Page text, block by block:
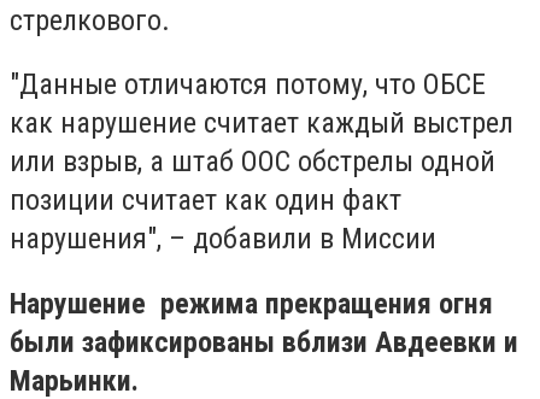
стрелкового.
"Данные отличаются потому, что ОБСЕ
как нарушение считает каждый выстрел
или взрыв, а штаб ООС обстрелы одной
позиции считает как один факт
нарушения", – добавили в Миссии
Нарушение режима прекращения огня
были зафиксированы вблизи Авдеевки и
Марьинки.